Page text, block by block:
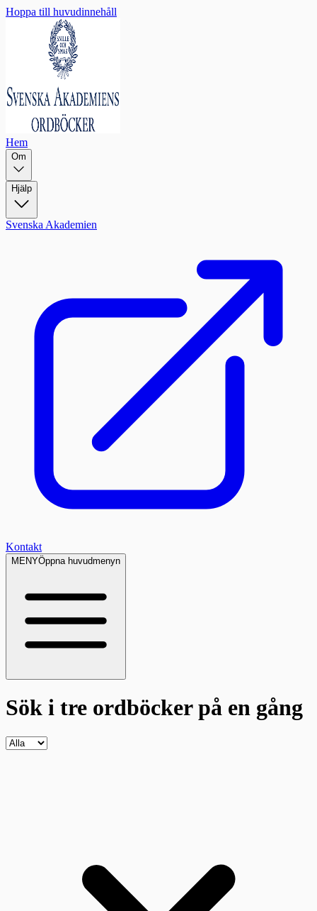
Hoppa till huvudinnehåll
Hem
Om
Hjälp
Svenska Akademien
Kontakt
MENYÖppna huvudmenyn
Sök i tre ordböckerpå en gång